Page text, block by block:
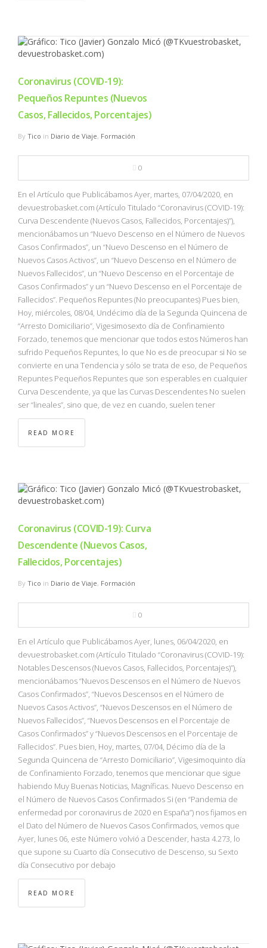
Coronavirus (COVID-19):
Pequeños Repuntes (Nuevos
Casos, Fallecidos, Porcentajes)
By Tico in Diario de Viaje, Formación
0
En el Artículo que Publicábamos Ayer, martes, 07/04/2020, en
devuestrobasket.com (Artículo Titulado “Coronavirus (COVID-19):
Curva Descendente (Nuevos Casos, Fallecidos, Porcentajes)”),
mencionábamos un “Nuevo Descenso en el Número de Nuevos
Casos Confirmados”, un “Nuevo Descenso en el Número de
Nuevos Casos Activos”, un “Nuevo Descenso en el Número de
Nuevos Fallecidos”, un “Nuevo Descenso en el Porcentaje de
Casos Confirmados” y un “Nuevo Descenso en el Porcentaje de
Fallecidos”. Pequeños Repuntes (No preocupantes) Pues bien,
Hoy, miércoles, 08/04, Undécimo día de la Segunda Quincena de
“Arresto Domiciliario”, Vigesimosexto día de Confinamiento
Forzado, tenemos que mencionar que todos estos Números han
sufrido Pequeños Repuntes, lo que No es de preocupar si No se
convierte en una Tendencia y sólo se trata de eso, de Pequeños
Repuntes Pequeños Repuntes que son esperables en cualquier
Curva Descendente, ya que las Curvas Descendentes No suelen
ser “lineales”, sino que, de vez en cuando, suelen tener
READ MORE
Coronavirus (COVID-19): Curva
Descendente (Nuevos Casos,
Fallecidos, Porcentajes)
By Tico in Diario de Viaje, Formación
0
En el Artículo que Publicábamos Ayer, lunes, 06/04/2020, en
devuestrobasket.com (Artículo Titulado “Coronavirus (COVID-19):
Notables Descensos (Nuevos Casos, Fallecidos, Porcentajes)”),
mencionábamos “Nuevos Descensos en el Número de Nuevos
Casos Confirmados”, “Nuevos Descensos en el Número de
Nuevos Casos Activos”, “Nuevos Descensos en el Número de
Nuevos Fallecidos”, “Nuevos Descensos en el Porcentaje de
Casos Confirmados” y “Nuevos Descensos en el Porcentaje de
Fallecidos”. Pues bien, Hoy, martes, 07/04, Décimo día de la
Segunda Quincena de “Arresto Domiciliario”, Vigesimoquinto día
de Confinamiento Forzado, tenemos que mencionar que sigue
habiendo Muy Buenas Noticias, Magníficas. Nuevo Descenso en
el Número de Nuevos Casos Confirmados Si (en “Pandemia de
enfermedad por coronavirus de 2020 en España”) nos fijamos en
el Dato del Número de Nuevos Casos Confirmados, vemos que
Ayer, lunes 06, este Número volvió a Descender, hasta 4.273, lo
que supone su Cuarto día Consecutivo de Descenso, su Sexto
día Consecutivo por debajo
READ MORE